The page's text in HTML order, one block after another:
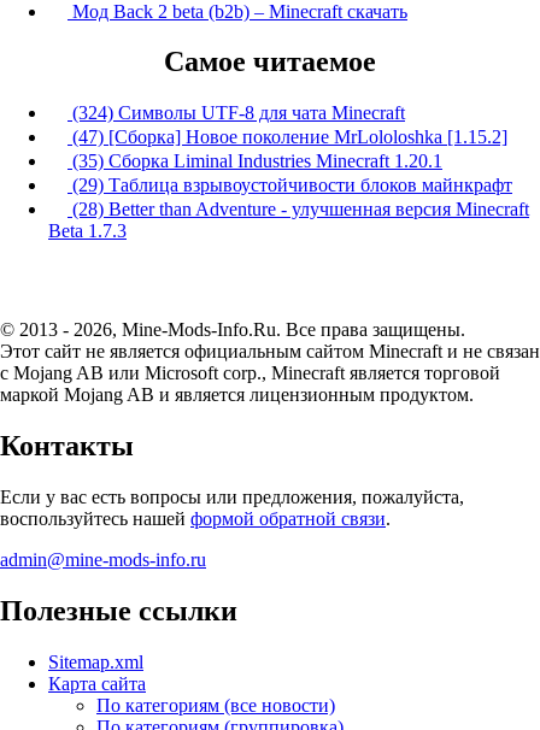
Мод Back 2 beta (b2b) – Minecraft скачать
Самое читаемое
(324) Символы UTF-8 для чата Minecraft
(47) [Сборка] Новое поколение MrLololoshka [1.15.2]
(35) Сборка Liminal Industries Minecraft 1.20.1
(29) Таблица взрывоустойчивости блоков майнкрафт
(28) Better than Adventure - улучшенная версия Minecraft
Beta 1.7.3
© 2013 - 2026, Mine-Mods-Info.Ru. Все права защищены.
Этот сайт не является официальным сайтом Minecraft и не связан
с Mojang AB или Microsoft corp., Minecraft является торговой
маркой Mojang AB и является лицензионным продуктом.
Контакты
Если у вас есть вопросы или предложения, пожалуйста,
воспользуйтесь нашей формой обратной связи.
admin@mine-mods-info.ru
Полезные ссылки
Sitemap.xml
Карта сайта
По категориям (все новости)